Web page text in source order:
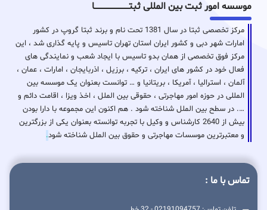
موسسه امور ثبت بین المللی ثبتـــــــــــــــــــــــــــــا
مرکز تخصصی ثبتا در سال 1381 تحت نام و برند ثبتا گروپ در کشور
امارات شهر دبی و کشور ایران استان تهران تاسیس و پایه گذاری شد ، این
مرکز فوق تخصصی از همان بدو تاسیس با ایجاد شعب و نمایندگی های
فعال خود در کشور های ایران ، ترکیه ، برزیل ، اذربایجان ، امارات ، عمان ،
آلمان ، استرالیا ، آمریکا ، بریتانیا و … توانست بعنوان یک موسسه بین
المللی در حوزه امور مهاجرتی ، حقوقی بین الملل ، اخذ ویزا ، اقامت دائم و
…. در سطح بین الملل شناخته شود . هم اکنون این مجموعه با دارا بودن
بیش از 2640 کارشناس و وکیل با تجربه توانسته بعنوان یکی از بزرگترین
و معتبرترین موسسات مهاجرتی و حقوق بین الملل شناخته شود.
تماس با ما :